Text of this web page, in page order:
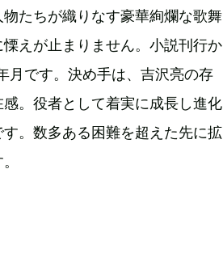
たちが織りなす豪華絢爛な歌舞
えが止まりません。小説刊行か
月です。決め手は、吉沢亮の存
。役者として着実に成長し進化
。数多ある困難を超えた先に拡